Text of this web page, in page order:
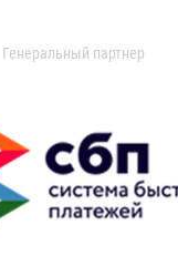
Генеральный партнер